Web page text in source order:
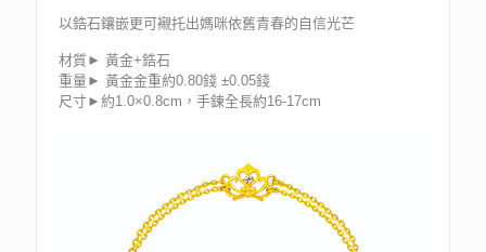
以鋯石鑲嵌更可襯托出媽咪依舊青春的自信光芒
材質► 黃金+鋯石
重量► 黃金金重約0.80錢 ±0.05錢
尺寸►約1.0×0.8cm，手鍊全長約16-17cm